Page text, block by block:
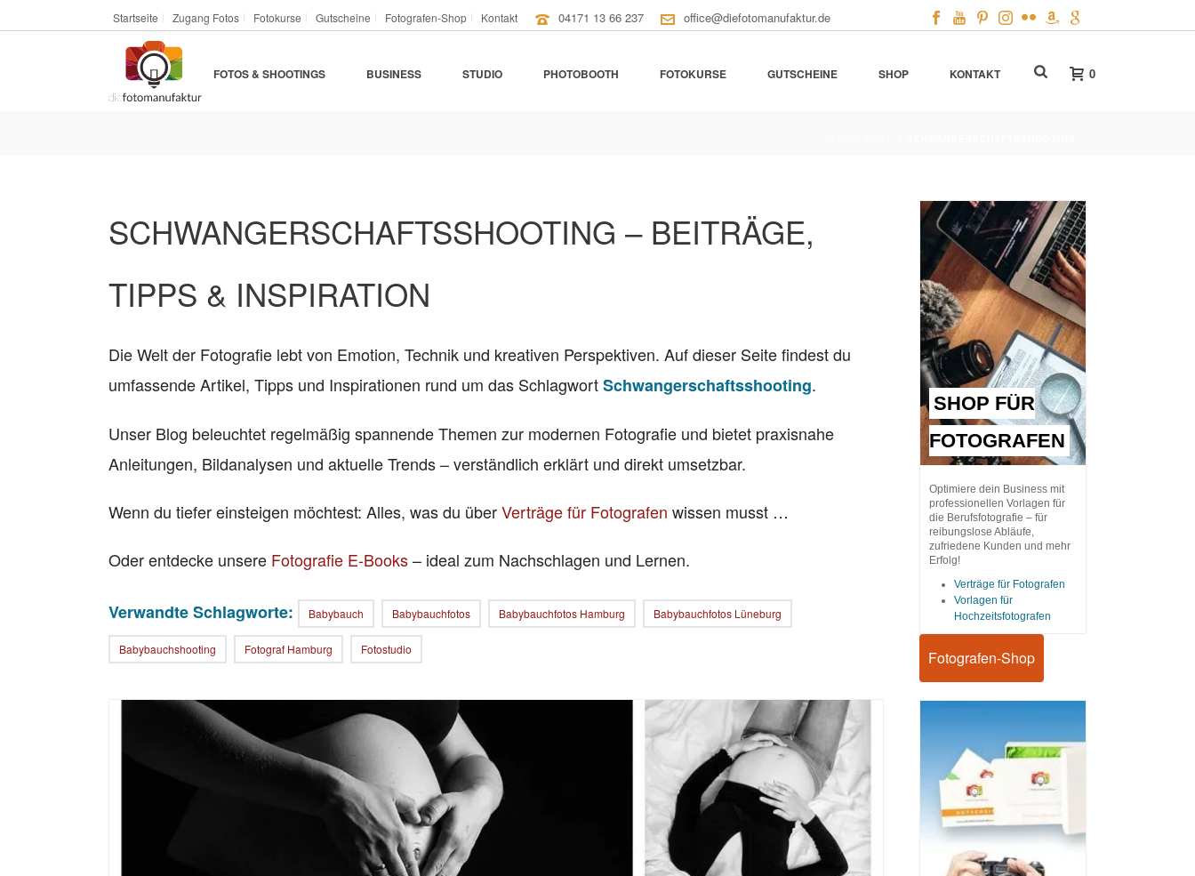
Startseite Zugang Fotos Fotokurse Gutscheine Fotografen-Shop Kontakt 04171 13 66 237 office@diefotomanufaktur.de
FOTOS & SHOOTINGS BUSINESS STUDIO PHOTOBOOTH FOTOKURSE GUTSCHEINE SHOP KONTAKT 0
SCHWANGERSCHAFTSSHOOTING – BEITRÄGE,
TIPPS & INSPIRATION
Die Welt der Fotografie lebt von Emotion, Technik und kreativen Perspektiven. Auf dieser Seite findest du
umfassende Artikel, Tipps und Inspirationen rund um das SchlagwortSchwangerschaftsshooting.
Unser Blog beleuchtet regelmäßig spannende Themen zur modernen Fotografie und bietet praxisnahe
Anleitungen, Bildanalysen und aktuelle Trends – verständlich erklärt und direkt umsetzbar.
Wenn du tiefer einsteigen möchtest: Alles, was du überVerträge für Fotografen wissen musst …
Oder entdecke unsere Fotografie E-Books– ideal zum Nachschlagen und Lernen.
Verwandte Schlagworte: Babybauch Babybauchfotos Babybauchfotos Hamburg Babybauchfotos Lüneburg
Babybauchshooting Fotograf Hamburg Fotostudio
SHOP FÜR
FOTOGRAFEN
Optimiere dein Business mit
professionellen Vorlagen für
die Berufsfotografie – für
reibungslose Abläufe,
zufriedene Kunden und mehr
Erfolg!
Verträge für Fotografen
Vorlagen für
Hochzeitsfotografen
Fotografen-Shop